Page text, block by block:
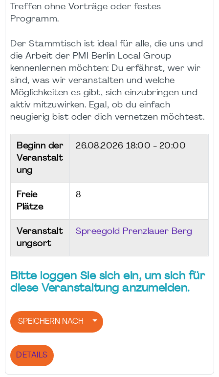
Treffen ohne Vorträge oder festes
Programm.
Der Stammtisch ist ideal für alle, die uns und
die Arbeit der PMI Berlin Local Group
kennenlernen möchten: Du erfährst, wer wir
sind, was wir veranstalten und welche
Möglichkeiten es gibt, sich einzubringen und
aktiv mitzuwirken. Egal, ob du einfach
neugierig bist oder dich vernetzen möchtest.
Beginn der
Veranstalt
ung
26.08.2026 18:00 - 20:00
Freie
Plätze
8
Veranstalt
ungsort
Spreegold Prenzlauer Berg
Bitte loggen Sie sich ein, um sich für
diese Veranstaltung anzumelden.
SPEICHERN NACH
DETAILS